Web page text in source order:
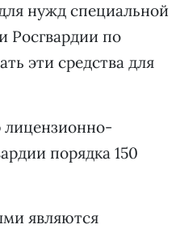
нужд специальной
Росгвардии по
эти средства для
лицензионно-
порядка 150
являются